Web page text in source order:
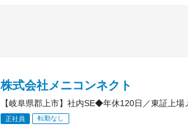
株式会社メニコンネクト
【岐阜県郡上市】社内SE◆年休120日／東証上
正社員 転勤なし